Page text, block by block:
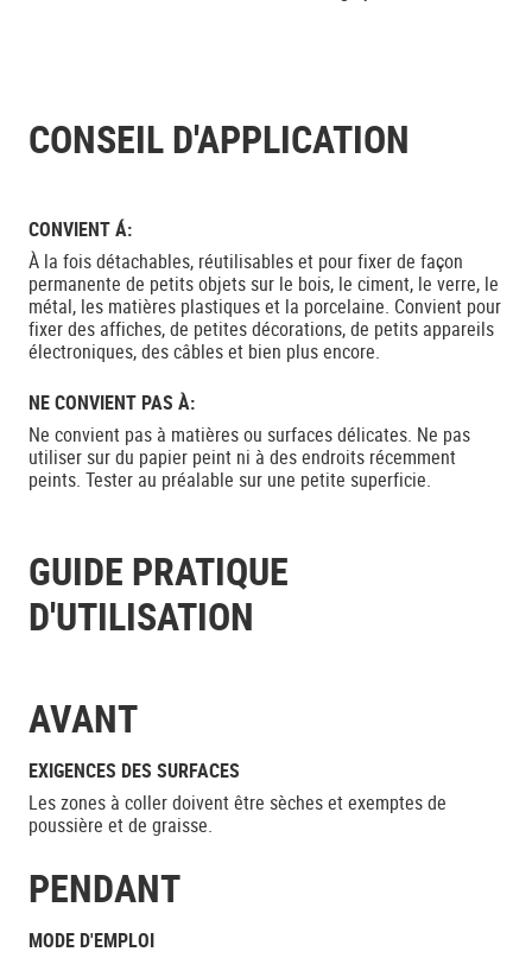
CONSEIL D'APPLICATION
CONVIENT Á:
À la fois détachables, réutilisables et pour fixer de façon
permanente de petits objets sur le bois, le ciment, le verre, le
métal, les matières plastiques et la porcelaine. Convient pour
fixer des affiches, de petites décorations, de petits appareils
électroniques, des câbles et bien plus encore.
NE CONVIENT PAS À:
Ne convient pas à matières ou surfaces délicates. Ne pas
utiliser sur du papier peint ni à des endroits récemment
peints. Tester au préalable sur une petite superficie.
GUIDE PRATIQUE
D'UTILISATION
AVANT
EXIGENCES DES SURFACES
Les zones à coller doivent être sèches et exemptes de
poussière et de graisse.
PENDANT
MODE D'EMPLOI